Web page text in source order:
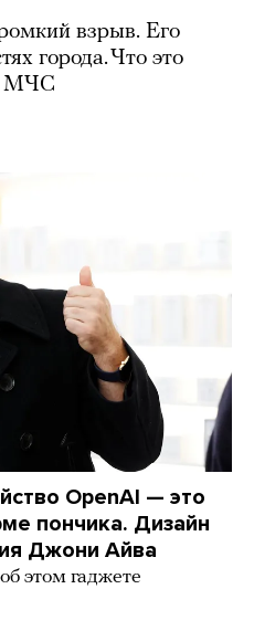
взрыв. Его
города. Что это
МЧС
OpenAI — это
пончика. Дизайн
Джони Айва
этом гаджете